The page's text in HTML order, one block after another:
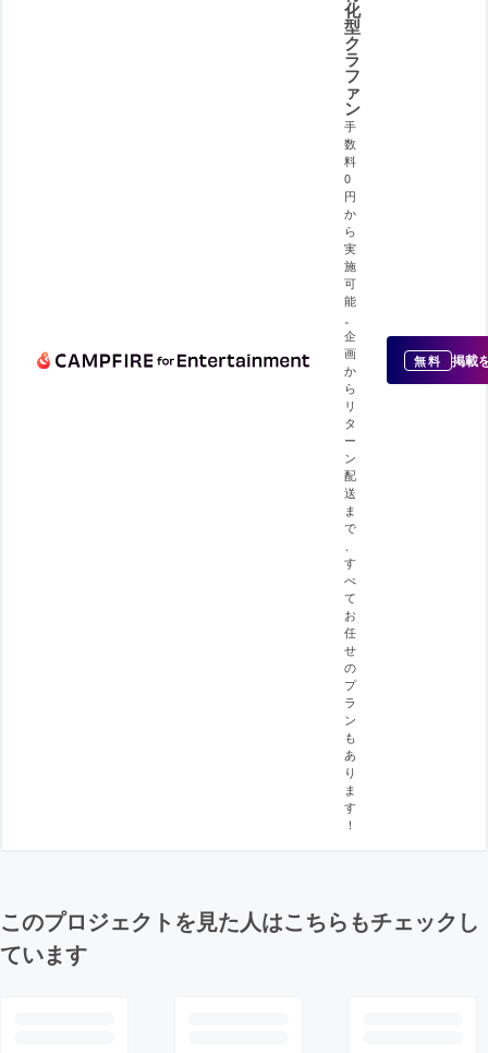
化
型
ク
ラ
フ
ァ
ン
手
数
料
0
円
か
ら
実
施
可
能
企
画
か
ら
リ
タ
ー
ン
配
送
ま
で
す
べ
て
お
任
せ
の
プ
ラ
ン
も
あ
り
ま
す
！
無料 掲載
このプロジェクトを見た人はこちらもチェックし
ています